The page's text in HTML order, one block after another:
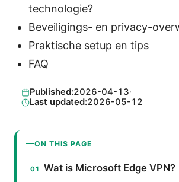
technologie?
Beveiligings- en privacy-
Praktische setup en tips
FAQ
Published:2026-04-13·
Last updated:2026-05-12
ON THIS PAGE
Wat is Microsoft Edge VPN?